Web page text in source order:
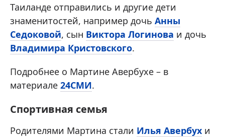
Таиланде отправились и другие дети
знаменитостей, например дочь Анны
Седоковой, сын Виктора Логинова и дочь
Владимира Кристовского.
Подробнее о Мартине Авербухе – в
материале 24СМИ.
Спортивная семья
Родителями Мартина стали Илья Авербух и